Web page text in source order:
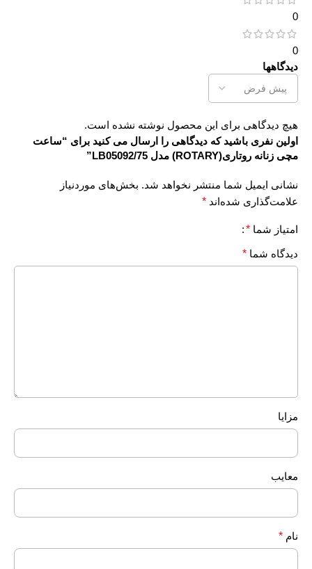
0
0
دیدگاهها
هیچ دیدگاهی برای این محصول نوشته نشده است.
اولین نفری باشید که دیدگاهی را ارسال می کنید برای “ساعت
مچی زنانه روتاری(ROTARY) مدل LB05092/75”
نشانی ایمیل شما منتشر نخواهد شد. بخش‌های موردنیاز
علامت‌گذاری شده‌اند *
امتیاز شما *
دیدگاه شما *
مزایا
معایب
نام *